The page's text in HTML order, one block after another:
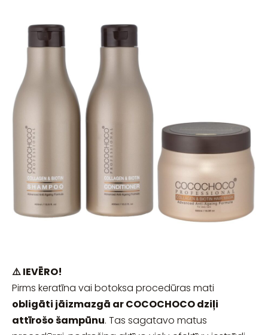
⚠️ IEVĒRO!
Pirms keratīna vai botoksa procedūras mati
obligāti jāizmazgā ar COCOCHOCO dziļi
attīrošo šampūnu. Tas sagatavo matus